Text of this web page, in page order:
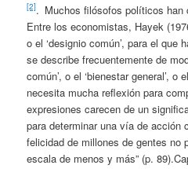
[2]. Muchos filósofos políticos han
Entre los economistas, Hayek
o el ‘designio común’, para el que
se describe frecuentemente de
común’, o el ‘bienestar general’, o
necesita mucha reflexión para
expresiones carecen de un
para determinar una vía de acción
felicidad de millones de gentes no
escala de menos y más” (p.